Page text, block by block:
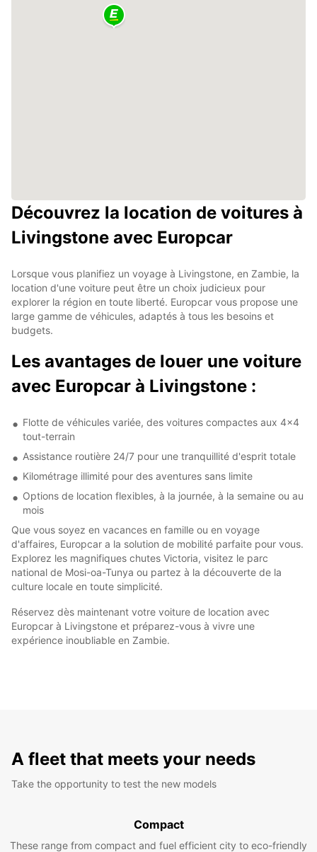
Découvrez la location de voitures à
Livingstone avec Europcar
Lorsque vous planifiez un voyage à Livingstone, en Zambie, la
location d'une voiture peut être un choix judicieux pour
explorer la région en toute liberté. Europcar vous propose une
large gamme de véhicules, adaptés à tous les besoins et
budgets.
Les avantages de louer une voiture
avec Europcar à Livingstone :
Flotte de véhicules variée, des voitures compactes aux 4x4
tout-terrain
Assistance routière 24/7 pour une tranquillité d'esprit totale
Kilométrage illimité pour des aventures sans limite
Options de location flexibles, à la journée, à la semaine ou au
mois
Que vous soyez en vacances en famille ou en voyage
d'affaires, Europcar a la solution de mobilité parfaite pour vous.
Explorez les magnifiques chutes Victoria, visitez le parc
national de Mosi-oa-Tunya ou partez à la découverte de la
culture locale en toute simplicité.
Réservez dès maintenant votre voiture de location avec
Europcar à Livingstone et préparez-vous à vivre une
expérience inoubliable en Zambie.
A fleet that meets your needs
Take the opportunity to test the new models
Compact
These range from compact and fuel efficient city to eco-friendly